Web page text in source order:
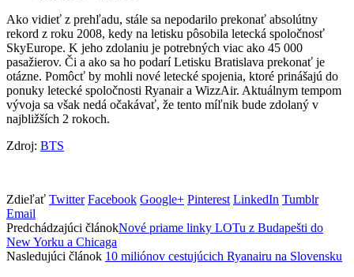
Ako vidieť z prehľadu, stále sa nepodarilo prekonať absolútny
rekord z roku 2008, kedy na letisku pôsobila letecká spoločnosť
SkyEurope. K jeho zdolaniu je potrebných viac ako 45 000
pasažierov. Či a ako sa ho podarí Letisku Bratislava prekonať je
otázne. Pomôcť by mohli nové letecké spojenia, ktoré prinášajú do
ponuky letecké spoločnosti Ryanair a WizzAir. Aktuálnym tempom
vývoja sa však nedá očakávať, že tento míľnik bude zdolaný v
najbližších 2 rokoch.
Zdroj: BTS
Zdieľať Twitter Facebook Google+ Pinterest LinkedIn Tumblr
Email
Predchádzajúci článokNové priame linky LOTu z Budapešti do
New Yorku a Chicaga
Nasledujúci článok 10 miliónov cestujúcich Ryanairu na Slovensku